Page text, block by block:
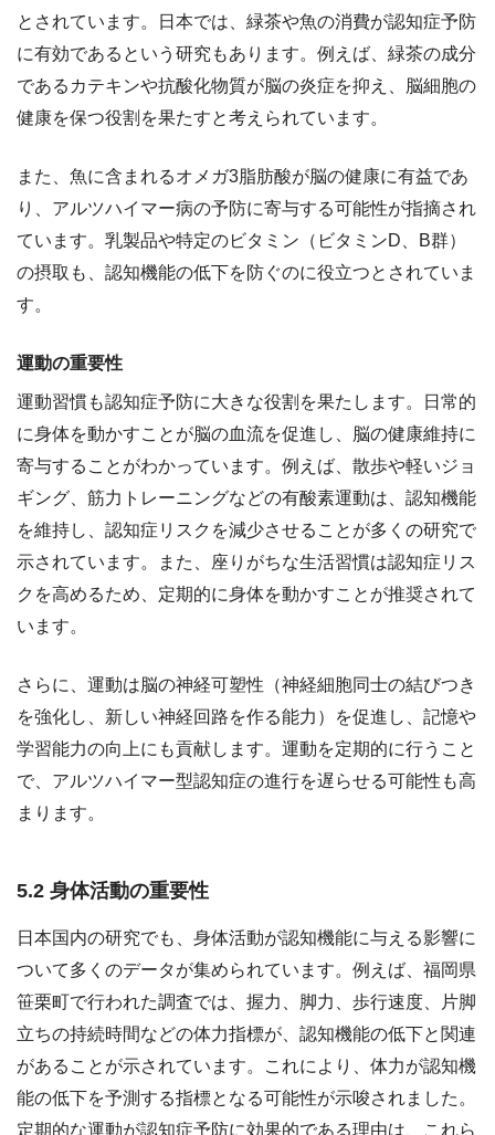
とされています。日本では、緑茶や魚の消費が認知症予防
に有効であるという研究もあります。例えば、緑茶の成分
であるカテキンや抗酸化物質が脳の炎症を抑え、脳細胞の
健康を保つ役割を果たすと考えられています。
また、魚に含まれるオメガ3脂肪酸が脳の健康に有益であ
り、アルツハイマー病の予防に寄与する可能性が指摘され
ています。乳製品や特定のビタミン（ビタミンD、B群）
の摂取も、認知機能の低下を防ぐのに役立つとされていま
す。
運動の重要性
運動習慣も認知症予防に大きな役割を果たします。日常的
に身体を動かすことが脳の血流を促進し、脳の健康維持に
寄与することがわかっています。例えば、散歩や軽いジョ
ギング、筋力トレーニングなどの有酸素運動は、認知機能
を維持し、認知症リスクを減少させることが多くの研究で
示されています。また、座りがちな生活習慣は認知症リス
クを高めるため、定期的に身体を動かすことが推奨されて
います。
さらに、運動は脳の神経可塑性（神経細胞同士の結びつき
を強化し、新しい神経回路を作る能力）を促進し、記憶や
学習能力の向上にも貢献します。運動を定期的に行うこと
で、アルツハイマー型認知症の進行を遅らせる可能性も高
まります。
5.2 身体活動の重要性
日本国内の研究でも、身体活動が認知機能に与える影響に
ついて多くのデータが集められています。例えば、福岡県
笹栗町で行われた調査では、握力、脚力、歩行速度、片脚
立ちの持続時間などの体力指標が、認知機能の低下と関連
があることが示されています。これにより、体力が認知機
能の低下を予測する指標となる可能性が示唆されました。
定期的な運動が認知症予防に効果的である理由は、これら